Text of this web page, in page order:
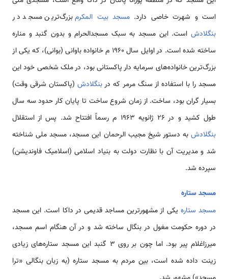
است و شهرت خاصی دارد. مسجد بیت المکرمبزرگ‌ترین مسجد در
بنگلادش است. این مسجد به سبک مسجدالحرام و بدون گنبد و مناره
ساخته شده است. در اوایل سال 1960 م خانواده باوانی (بوانی)، که یکی از
بزرگ‌ترین خانواده‌های سرمایه دار پاکستانی بود، در ملک شخصی خود این
مسجد را با استفاده از سنگ مرمر که دربنگلادش(پاکستان شرقی وقت)
بسیار گران بود، ساخت. از زمان شروع ساخت تا پایان کار حدود سه سال
طول کشید و در 26 ژانویه 1963 م رسماً افتتاح شد. پس از استقلال
بنگلادش به دستور شیخ مجیب الرحمان این مسجد، مسجد ملی شناخته
شد و مدیریت آن با نظارت دولت به بنیاد اسلامی‌ (اسلامیک فاوندیشن)
سپرده شد.
مسجد ستاره
مسجد ستاره یکی از مشهورترین مساجد قدیمی‌ در داکا است. این مسجد
در دوره حکومت مغول در بنگال ساخته شد و در آن هنگام اسم مسجد،
میرزاغلام پیر بود. اما چون بر روی 3 گنبد این مسجد ستاره‌های زیادی
زینت داده شده است، بین مردم به مسجد ستاره (به زبان بنگالی «ترا